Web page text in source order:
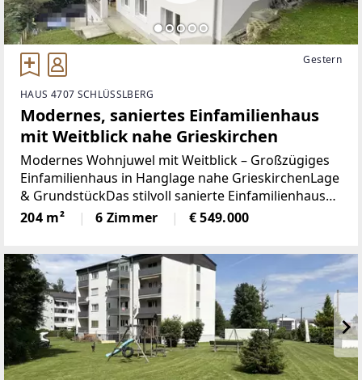
Gestern
HAUS 4707 SCHLÜSSLBERG
Modernes, saniertes Einfamilienhaus
mit Weitblick nahe Grieskirchen
Modernes Wohnjuwel mit Weitblick – Großzügiges
Einfamilienhaus in Hanglage nahe GrieskirchenLage
& GrundstückDas stilvoll sanierte Einfamilienhaus
präsentiert sich als echtes
204 m² 6 Zimmer € 549.000